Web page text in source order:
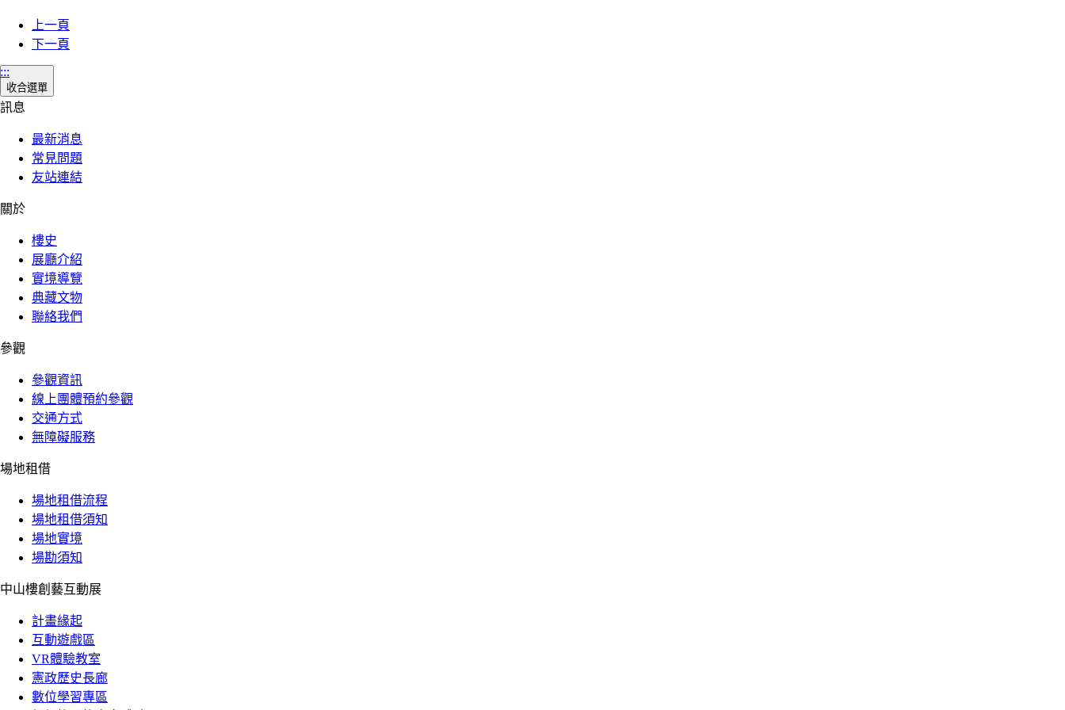
上一頁
下一頁
:::
收合選單
訊息
最新消息
常見問題
友站連結
關於
樓史
展廳介紹
實境導覽
典藏文物
聯絡我們
參觀
參觀資訊
線上團體預約參觀
交通方式
無障礙服務
場地租借
場地租借流程
場地租借須知
場地實境
場勘須知
中山樓創藝互動展
計畫緣起
互動遊戲區
VR體驗教室
憲政歷史長廊
數位學習專區